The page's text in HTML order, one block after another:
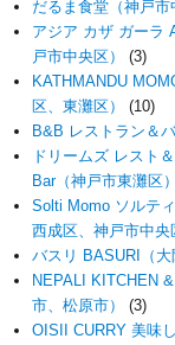
だるま食堂（神戸市
アジア カザ ガーラ
戸市中央区）
(3)
KATHMANDU
区、東灘区）
(10)
B&B レストラン＆
ドリームズ レスト
Bar（神戸市東灘区）
Solti Momo ソルテ
西成区、神戸市中央
バスリ BASURI（大
NEPALI KITCHEN
市、松原市）
(3)
OISII CURRY 美味